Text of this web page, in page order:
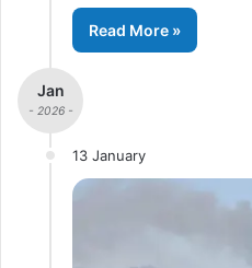
Read More »
Jan
- 2026 -
13 January